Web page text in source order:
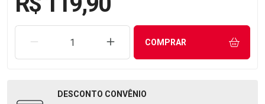
REMOVER UMA UNIDADEAUMENTAR UMA UNIDADE
COMPRAR
DESCONTO CONVÊNIO